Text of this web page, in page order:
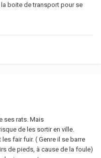
la boite de transport pour se
ses rats. Mais
de les sortir en ville.
fair fuir. ( Genre il se barre
de pieds, à cause de la foule)